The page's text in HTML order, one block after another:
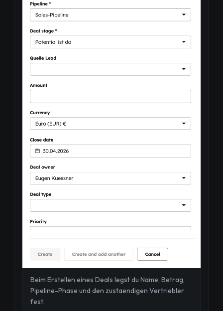
Beim Erstellen eines Deals legst du Name, Betrag,
Pipeline-Phase und den zustaendigen Vertriebler
fest.